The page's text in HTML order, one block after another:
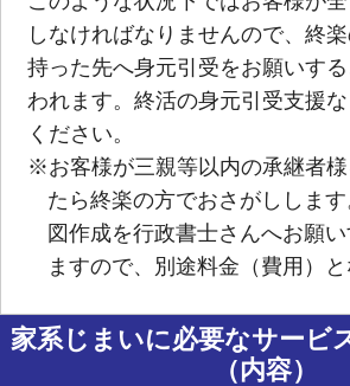
しなければなりませんので、終
持った先へ身元引受をお願いす
われます。終活の身元引受支援
ください。
※お客様が三親等以内の承継者
たら終楽の方でおさがししま
図作成を行政書士さんへお願
ますので、別途料金（費用）と
家系じまいに必要なサービ
（内容）